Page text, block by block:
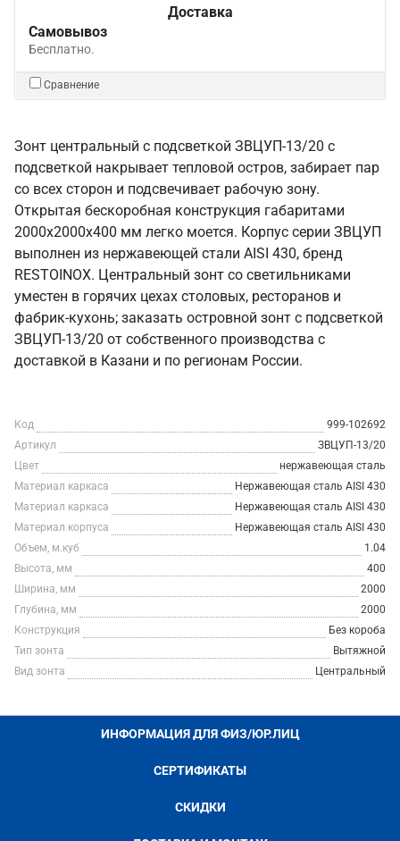
Доставка
Самовывоз
Бесплатно.
Сравнение
Зонт центральный с подсветкой ЗВЦУП-13/20 с
подсветкой накрывает тепловой остров, забирает пар
со всех сторон и подсвечивает рабочую зону.
Открытая бескоробная конструкция габаритами
2000х2000х400 мм легко моется. Корпус серии ЗВЦУП
выполнен из нержавеющей стали AISI 430, бренд
RESTOINOX. Центральный зонт со светильниками
уместен в горячих цехах столовых, ресторанов и
фабрик-кухонь; заказать островной зонт с подсветкой
ЗВЦУП-13/20 от собственного производства с
доставкой в Казани и по регионам России.
Код
999-102692
Артикул
ЗВЦУП-13/20
Цвет
нержавеющая сталь
Материал каркаса
Нержавеющая сталь AISI 430
Материал каркаса
Нержавеющая сталь AISI 430
Материал корпуса
Нержавеющая сталь AISI 430
Объем, м.куб
1.04
Высота, мм
400
Ширина, мм
2000
Глубина, мм
2000
Конструкция
Без короба
Тип зонта
Вытяжной
Вид зонта
Центральный
ИНФОРМАЦИЯ ДЛЯ ФИЗ/ЮР.ЛИЦ
СЕРТИФИКАТЫ
СКИДКИ